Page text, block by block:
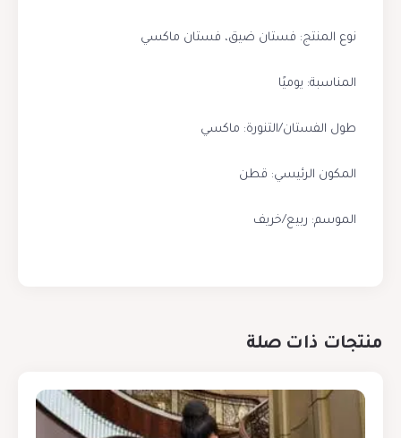
نوع المنتج: فستان ضيق، فستان ماكسي
المناسبة: يوميًا
طول الفستان/التنورة: ماكسي
المكون الرئيسي: قطن
الموسم: ربيع/خريف
منتجات ذات صلة